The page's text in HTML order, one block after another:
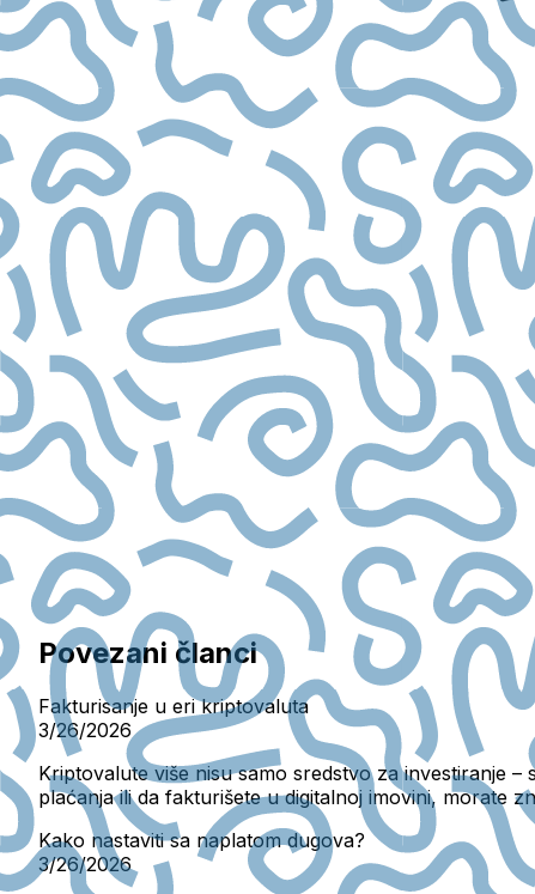
Povezani članci
Fakturisanje u eri kriptovaluta
3/26/2026
Kriptovalute više nisu samo sredstvo za investiranje
plaćanja ili da fakturišete u digitalnoj imovini, morate
Kako nastaviti sa naplatom dugova?
3/26/2026